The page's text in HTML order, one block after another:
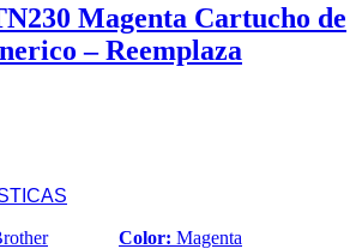
Magenta Cartucho de
– Reemplaza
Color: Magenta